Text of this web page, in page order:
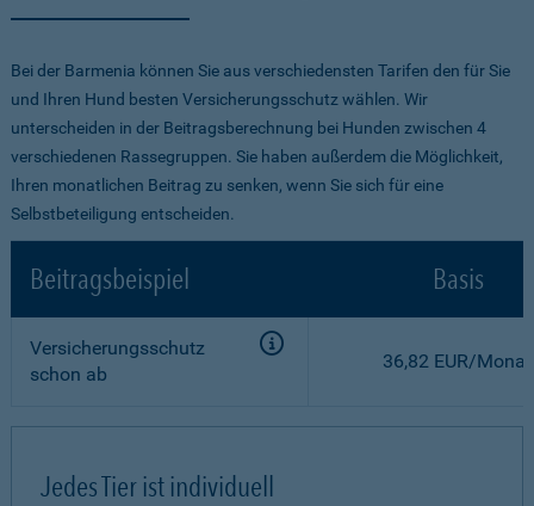
Bei der Barmenia können Sie aus verschiedensten Tarifen den für Sie
und Ihren Hund besten Versicherungsschutz wählen. Wir
unterscheiden in der Beitragsberechnung bei Hunden zwischen 4
verschiedenen Rassegruppen. Sie haben außerdem die Möglichkeit,
Ihren monatlichen Beitrag zu senken, wenn Sie sich für eine
Selbstbeteiligung entscheiden.
Beitragsbeispiel Basis
Versicherungsschutz
schon ab
36,82 EUR/Monat
Jedes Tier ist individuell